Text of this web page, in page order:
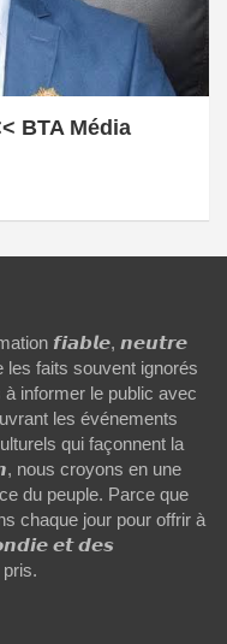
BTA Média
𝙛𝙞𝙖𝙗𝙡𝙚, 𝙣𝙚𝙪𝙩𝙧𝙚
faits souvent ignorés
informer le public avec
les événements
qui façonnent la
croyons en une
du peuple. Parce que
chaque jour pour offrir à
𝙚𝙩 𝙙𝙚𝙨